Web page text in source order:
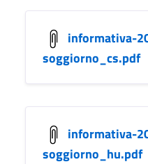
informativa-
soggiorno_cs.pdf
informativa-
soggiorno_hu.pdf